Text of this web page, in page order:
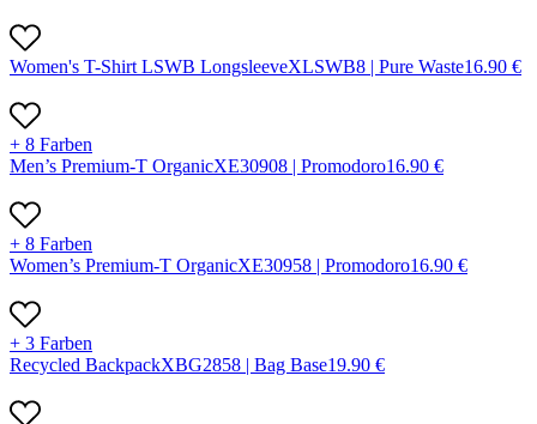
Women's T-Shirt LSWB LongsleeveXLSWB8 | Pure Waste16.90 €
+ 8 Farben
Men’s Premium-T OrganicXE30908 | Promodoro16.90 €
+ 8 Farben
Women’s Premium-T OrganicXE30958 | Promodoro16.90 €
+ 3 Farben
Recycled BackpackXBG2858 | Bag Base19.90 €